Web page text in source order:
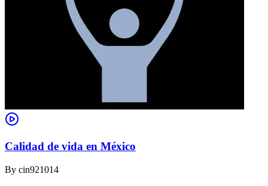
Calidad de vida en México
By cin921014